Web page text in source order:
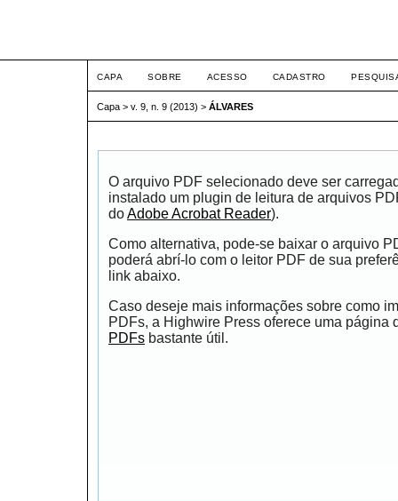
CAPA SOBRE ACESSO CADASTRO
Capa > v. 9, n. 9 (2013) > ÁLVARES
O arquivo PDF selecionado deve ser
instalado um plugin de leitura de arquivos
doAdobe Acrobat Reader).
Como alternativa, pode-se baixar o arquivo
poderá abrí-lo com o leitor PDF de sua
link abaixo.
Caso deseje mais informações sobre como
PDFs, a Highwire Press oferece uma página
PDFs bastante útil.